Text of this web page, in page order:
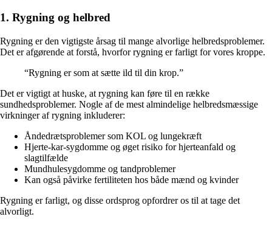
1. Rygning og helbred
Rygning er den vigtigste årsag til mange alvorlige helbredsproblemer.
Det er afgørende at forstå, hvorfor rygning er farligt for vores kroppe.
“Rygning er som at sætte ild til din krop.”
Det er vigtigt at huske, at rygning kan føre til en række
sundhedsproblemer. Nogle af de mest almindelige helbredsmæssige
virkninger af rygning inkluderer:
Åndedrætsproblemer som KOL og lungekræft
Hjerte-kar-sygdomme og øget risiko for hjerteanfald og
slagtilfælde
Mundhulesygdomme og tandproblemer
Kan også påvirke fertiliteten hos både mænd og kvinder
Rygning er farligt, og disse ordsprog opfordrer os til at tage det
alvorligt.